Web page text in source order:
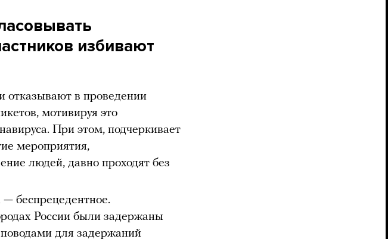
избивают
отказывают в проведении
мотивируя это
При этом, подчеркивает
мероприятия,
людей, давно проходят без
беспрецедентное.
России были задержаны
для задержаний